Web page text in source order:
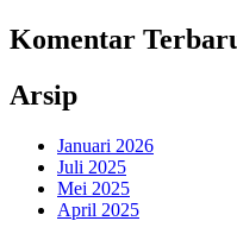
Komentar
Arsip
Januari 2026
Juli 2025
Mei 2025
April 2025